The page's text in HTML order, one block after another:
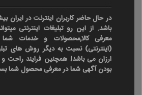
باشد. از این رو تبلیغات اینترنتی
معرفی کالا,محصولات و خدمات شما
(اینترنتی) نسبت به دیگر روش های
ارزان می باشد! همچنین فرایند راحت
بودن آگهی شما در معرفی محصول شما